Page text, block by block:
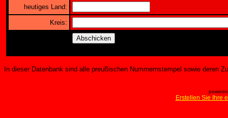
heutiges Land:
Kreis:
In dieser Datenbank sind alle preußischen Nummernstempel sowie deren
Erstellen Sie Ihre